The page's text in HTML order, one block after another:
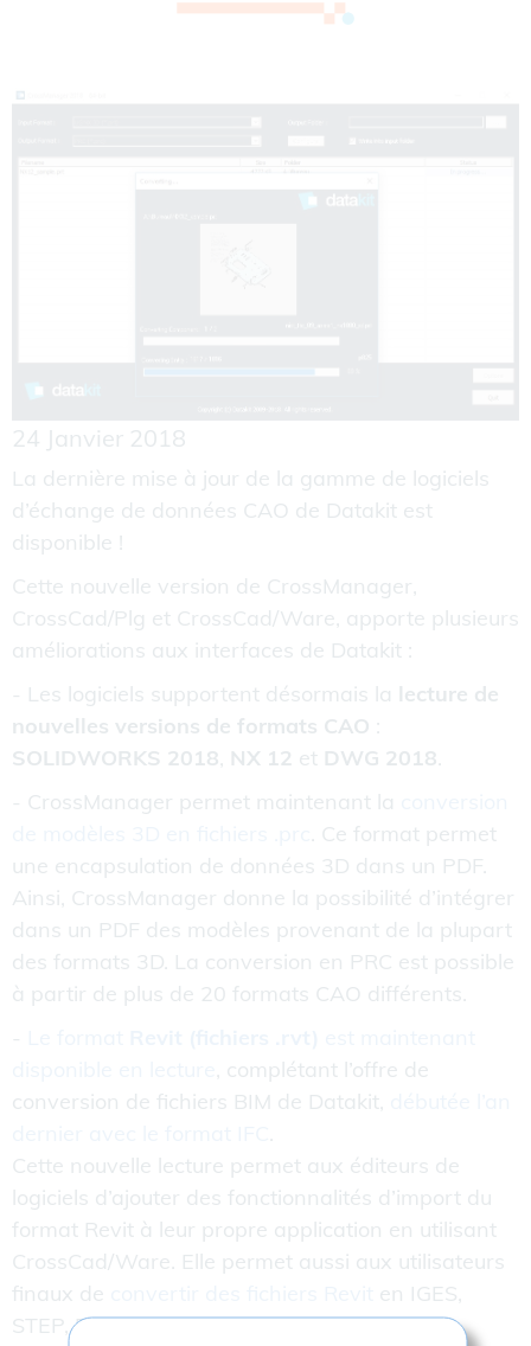
24 Janvier 2018
La dernière mise à jour de la gamme de logiciels
d’échange de données CAO de Datakit est
disponible !
Cette nouvelle version de CrossManager,
CrossCad/Plg et CrossCad/Ware, apporte plusieurs
améliorations aux interfaces de Datakit :
- Les logiciels supportent désormais la lecture de
nouvelles versions de formats CAO :
SOLIDWORKS 2018, NX 12 et DWG 2018.
- CrossManager permet maintenant la
. Ce format permet
une encapsulation de données 3D dans un PDF.
Ainsi, CrossManager donne la possibilité d’intégrer
dans un PDF des modèles provenant de la plupart
des formats 3D. La conversion en PRC est possible
à partir de plus de 20 formats CAO différents.
-
, complétant l’offre de
conversion de fichiers BIM de Datakit,
.
Cette nouvelle lecture permet aux éditeurs de
logiciels d’ajouter des fonctionnalités d’import du
format Revit à leur propre application en utilisant
CrossCad/Ware. Elle permet aussi aux utilisateurs
finaux de
en IGES,
STEP, PDF 3D et PRC avec CrossManager.